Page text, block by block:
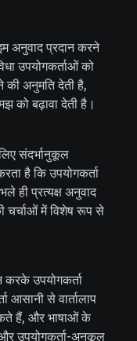
अनुवाद प्रदान करने
उपयोगकर्ताओं को
की अनुमति देती है,
को बढ़ावा देती है।
संदर्भानुकूल
है कि उपयोगकर्ता
ही प्रत्यक्ष अनुवाद
चर्चाओं में विशेष रूप से
उपयोगकर्ता
आसानी से वार्तालाप
हैं, और भाषाओं के
उपयोगकर्ता-अनुकूल